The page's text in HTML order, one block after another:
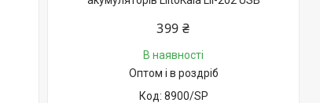
399 ₴
В наявності
Оптом і в роздріб
8900/SP